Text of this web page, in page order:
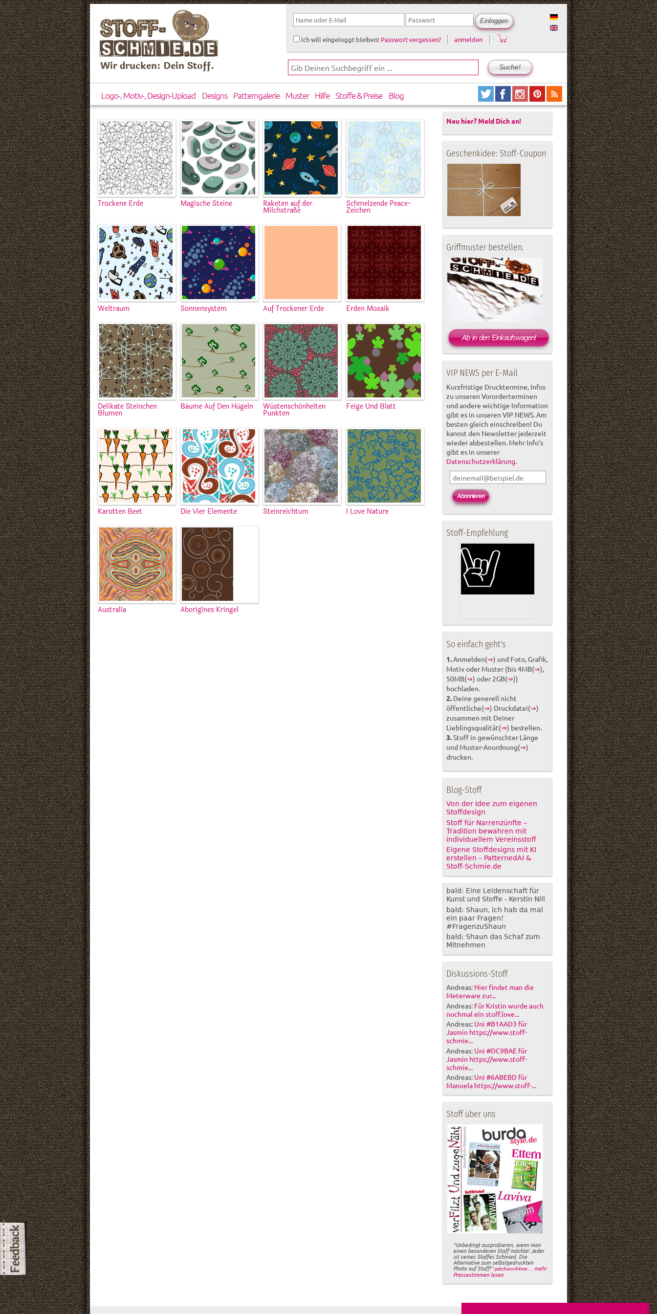
Wir drucken: Dein Stoff.
Ich will eingeloggt bleiben! Passwort vergessen? anmelden
Logo-, Motiv-, Design-Upload Designs Patterngalerie Muster Hilfe Stoffe & Preise Blog
Trockene Erde Magische Steine Raketen auf der
Milchstraße
Schmelzende Peace-
Zeichen
Weltraum Sonnensystem Auf Trockener Erde Erden Mosaik
Delikate Steinchen
Blumen
Bäume Auf Den Hügeln Wüstenschönheiten
Punkten
Feige Und Blatt
Karotten Beet Die Vier Elemente Steinreichtum I Love Nature
Australia Aborigines Kringel
Neu hier? Meld Dich an!
Geschenkidee: Stoff-Coupon
Griffmuster bestellen.
Ab in den Einkaufswagen!
VIP NEWS per E-Mail
Kurzfristige Drucktermine, Infos
zu unseren Vororderterminen
und andere wichtige Information
gibt es in unseren VIP NEWS. Am
besten gleich einschreiben! Du
kannst den Newsletter jederzeit
wieder abbestellen. Mehr Info's
gibt es in unserer
Datenschutzerklärung.
Stoff-Empfehlung
So einfach geht's
1.Anmelden(⇒) und Foto, Grafik,
Motiv oder Muster (bis 4MB(⇒),
50MB(⇒) oder 2GB(⇒))
hochladen.
2. Deine generell nicht
öffentliche(⇒) Druckdatei(⇒)
zusammen mit Deiner
Lieblingsqualität(⇒) bestellen.
3.Stoff in gewünschter Länge
und Muster-Anordnung(⇒)
drucken.
Blog-Stoff
Von der Idee zum eigenen
Stoffdesign
Stoff für Narrenzünfte –
Tradition bewahren mit
individuellem Vereinsstoff
Eigene Stoffdesigns mit KI
erstellen – PatternedAI &
Stoff-Schmie.de
bald: Eine Leidenschaft für
Kunst und Stoffe - Kerstin Nill
bald: Shaun, ich hab da mal
ein paar Fragen!
#FragenzuShaun
bald: Shaun das Schaf zum
Mitnehmen
Diskussions-Stoff
Andreas: Hier findet man die
Meterware zur...
Andreas: Für Kristin wurde auch
nochmal ein stoff.love...
Andreas: Uni #B1AAD3 für
Jasmin https://www.stoff-
schmie...
Andreas: Uni #DC9BAE für
Jasmin https://www.stoff-
schmie...
Andreas: Uni #6ABEBD für
Manuela https://www.stoff-...
Stoff über uns
"Unbedingt ausprobieren, wenn man
einen besonderen Stoff möchte! Jeder
ist seines Stoffes Schmied. Die
Alternative zum selbstgedruckten
Photo auf Stoff!"patchwork4me ... mehr
Pressestimmen lesen